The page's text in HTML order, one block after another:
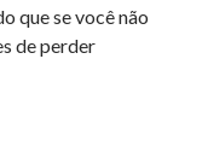
que se você não
de perder